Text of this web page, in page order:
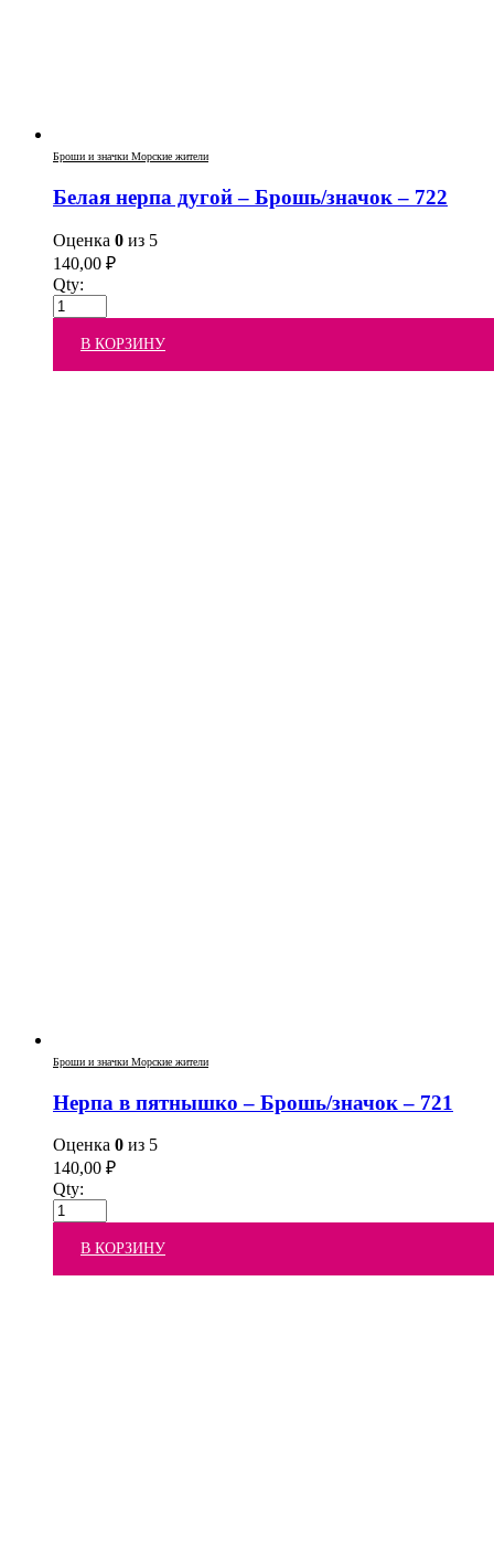
Броши и значки Морские жители
Белая нерпа дугой – Брошь/значок – 722
Оценка 0 из 5
140,00 ₽
Qty:
В КОРЗИНУ
Броши и значки Морские жители
Нерпа в пятнышко – Брошь/значок – 721
Оценка 0 из 5
140,00 ₽
Qty:
В КОРЗИНУ